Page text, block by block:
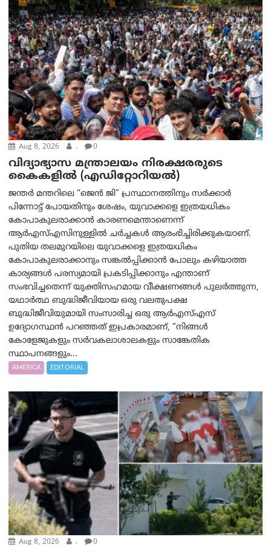
Aug 8, 2026 . 0
വിദ്യാഭ്യാസ മന്ത്രാലയം നിരക്ഷരരുടെ
കൈകളിൽ (എഡിറ്റോറിയല്‍)
ജന്തർ മന്തറിലെ “ജെൻ ജി” പ്രസ്ഥാനത്തിനും സർക്കാർ
പിന്നോട്ട് പോയതിനും ശേഷം, യുവാക്കളെ ഇത്രയധികം
കോപാകുലരാക്കാൻ കാരണമെന്താണെന്ന്
ആർ‌എസ്‌എസിനുള്ളിൽ ചർച്ചകൾ ആരംഭിച്ചിരിക്കുകയാണ്.
പുതിയ തലമുറയിലെ യുവാക്കളെ ഇത്രയധികം
കോപാകുലരാക്കാനും സങ്കൽപ്പിക്കാൻ പോലും കഴിയാത്ത
കാര്യങ്ങൾ പരസ്യമായി പ്രകടിപ്പിക്കാനും എന്താണ്
സംഭവിച്ചതെന്ന് യുക്തിസഹമായ വീക്ഷണങ്ങൾ പുലർത്തുന്ന,
യഥാർത്ഥ ബുദ്ധിജീവിയായ ഒരു വലതുപക്ഷ
ബുദ്ധിജീവിയുമായി സംസാരിച്ച ഒരു ആർ‌എസ്‌എസ്
ഉദ്യോഗസ്ഥൻ പറഞ്ഞത് ഇപ്രകാരമാണ്, “നിങ്ങൾ
കോളേജുകളും സർവകലാശാലകളും സാങ്കേതിക
സ്ഥാപനങ്ങളും...
AMERICA EDITORIAL
Aug 8, 2026 . 0